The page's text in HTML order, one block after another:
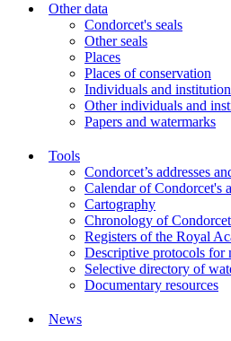
Other data
Condorcet's seals
Other seals
Places
Places of conservation
Individuals and
Other individuals and
Papers and watermarks
Tools
Condorcet’s addresses
Calendar of Condorcet's
Cartography
Chronology of
Registers of the Royal
Descriptive protocols for
Selective directory of
Documentary resources
News